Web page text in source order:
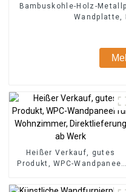
Bambuskohle-Holz-
Wandplatte,
Heißer Verkauf, gutes
Produkt, WPC-Wandpaneel
Direktlieferung ab Werk